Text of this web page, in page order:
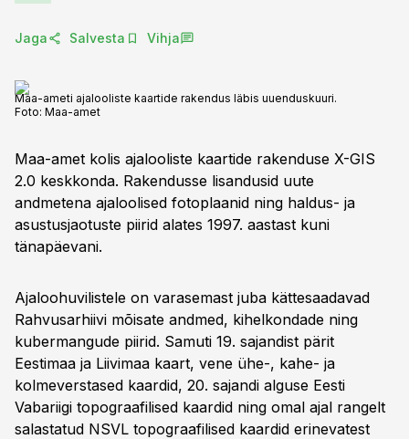
Jaga Salvesta Vihja
Maa-ameti ajalooliste kaartide rakendus läbis uuenduskuuri.
Foto: Maa-amet
Maa-amet kolis ajalooliste kaartide rakenduse X-GIS
2.0 keskkonda. Rakendusse lisandusid uute
andmetena ajaloolised fotoplaanid ning haldus- ja
asustusjaotuste piirid alates 1997. aastast kuni
tänapäevani.
Ajaloohuvilistele on varasemast juba kättesaadavad
Rahvusarhiivi mõisate andmed, kihelkondade ning
kubermangude piirid. Samuti 19. sajandist pärit
Eestimaa ja Liivimaa kaart, vene ühe-, kahe- ja
kolmeverstased kaardid, 20. sajandi alguse Eesti
Vabariigi topograafilised kaardid ning omal ajal rangelt
salastatud NSVL topograafilised kaardid erinevatest